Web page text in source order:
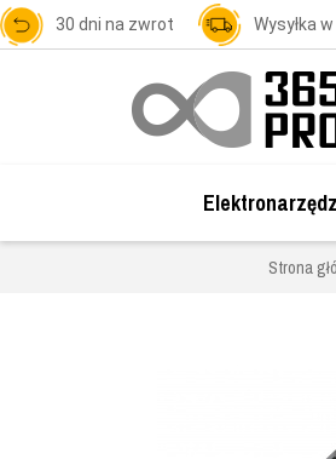
30 dni na zwrot Wysyłka
Strona